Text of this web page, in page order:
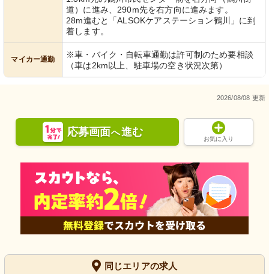
道）に進み、290m先を右方向に進みます。
28m進むと「ALSOKケアステーション鶴川」に到
着します。
マイカー通勤
※車・バイク・自転車通勤は許可制のため要相談
（車は2km以上、駐車場の空き状況次第）
2026/08/08 更新
応募画面へ進む
お気に入り
同じエリアの求人